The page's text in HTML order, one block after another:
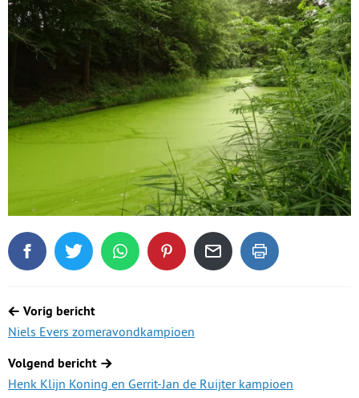
Deel dit blogartikel op Facebook
Tweet dit blogartikel op Twitter
Deel dit blogartikel via WhatsApp
Deel dit blogartikel op Pinterest
Deel dit blogartikel via de
Dit blogartikel
Berichtnavigatie
Vorig bericht
Niels Evers zomeravondkampioen
Volgend bericht
Henk Klijn Koning en Gerrit-Jan de Ruijter kampioen